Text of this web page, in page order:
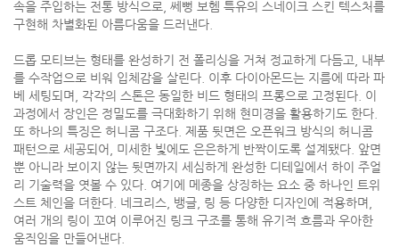
속을 주입하는 전통 방식으로, 쎄뻥 보헴 특유의 스네이크 스킨 텍스처를
구현해 차별화된 아름다움을 드러낸다.
드롭 모티브는 형태를 완성하기 전 폴리싱을 거쳐 정교하게 다듬고, 내부
를 수작업으로 비워 입체감을 살린다. 이후 다이아몬드는 지름에 따라 파
베 세팅되며, 각각의 스톤은 동일한 비드 형태의 프롱으로 고정된다. 이
과정에서 장인은 정밀도를 극대화하기 위해 현미경을 활용하기도 한다.
또 하나의 특징은 허니콤 구조다. 제품 뒷면은 오픈워크 방식의 허니콤
패턴으로 세공되어, 미세한 빛에도 은은하게 반짝이도록 설계됐다. 앞면
뿐 아니라 보이지 않는 뒷면까지 세심하게 완성한 디테일에서 하이 주얼
리 기술력을 엿볼 수 있다. 여기에 메종을 상징하는 요소 중 하나인 트위
스트 체인을 더한다. 네크리스, 뱅글, 링 등 다양한 디자인에 적용하며,
여러 개의 링이 꼬여 이루어진 링크 구조를 통해 유기적 흐름과 우아한
움직임을 만들어낸다.